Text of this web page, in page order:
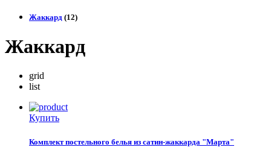
Жаккард (12)
Жаккард
grid
list
Купить
Комплект постельного белья из сатин-жаккарда "Марта"